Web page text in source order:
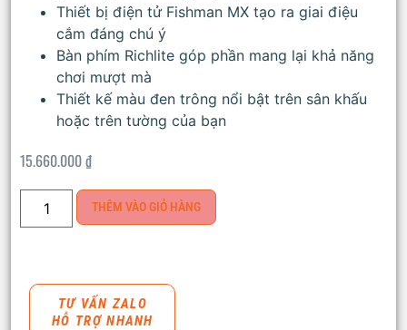
Thiết bị điện tử Fishman MX tạo ra giai điệu
cắm đáng chú ý
Bàn phím Richlite góp phần mang lại khả năng
chơi mượt mà
Thiết kế màu đen trông nổi bật trên sân khấu
hoặc trên tường của bạn
15.660.000₫
THÊM VÀO GIỎ HÀNG
TƯ VẤN ZALO
HỖ TRỢ NHANH